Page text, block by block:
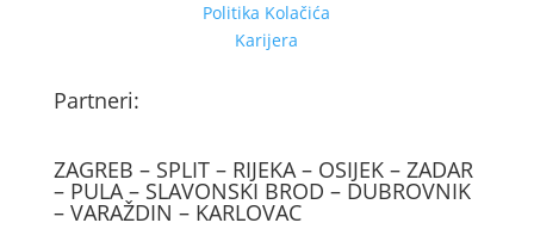
Politika Kolačića
Karijera
Partneri:
ZAGREB – SPLIT – RIJEKA – OSIJEK – ZADAR
– PULA – SLAVONSKI BROD – DUBROVNIK
– VARAŽDIN – KARLOVAC